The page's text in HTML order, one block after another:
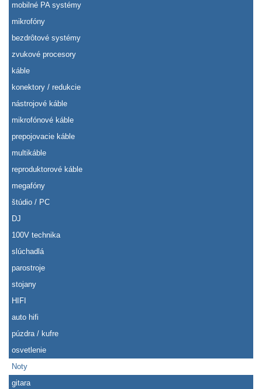
mobilné PA systémy
mikrofóny
bezdrôtové systémy
zvukové procesory
káble
konektory / redukcie
nástrojové káble
mikrofónové káble
prepojovacie káble
multikáble
reproduktorové káble
megafóny
štúdio / PC
DJ
100V technika
slúchadlá
parostroje
stojany
HIFI
auto hifi
púzdra / kufre
osvetlenie
Noty
gitara